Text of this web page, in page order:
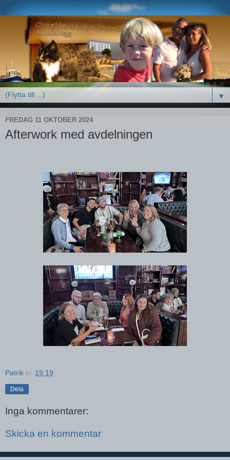
▼
FREDAG 11 OKTOBER 2024
Afterwork med avdelningen
Patrik kl. 19:19
Dela
Inga kommentarer:
Skicka en kommentar